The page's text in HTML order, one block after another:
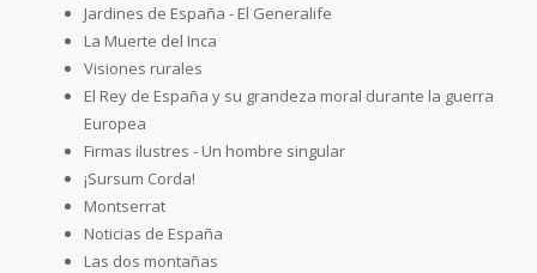
Jardines de España - El Generalife
La Muerte del Inca
Visiones rurales
El Rey de España y su grandeza moral durante la guerra
Europea
Firmas ilustres - Un hombre singular
¡Sursum Corda!
Montserrat
Noticias de España
Las dos montañas